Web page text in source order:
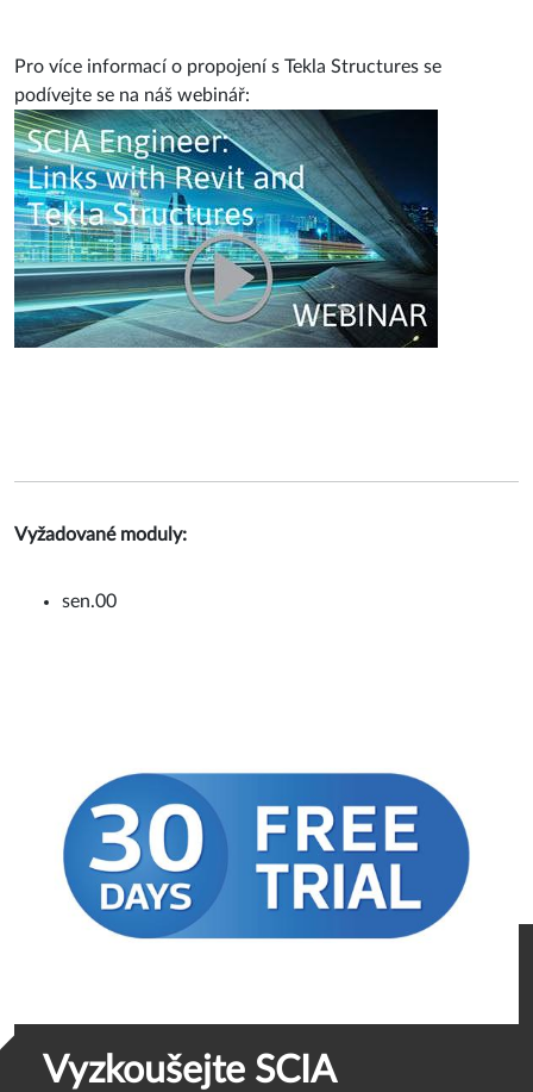
Pro více informací o propojení s Tekla Structures se
podívejte se na náš webinář:
Vyžadované moduly:
sen.00
Vyzkoušejte SCIA